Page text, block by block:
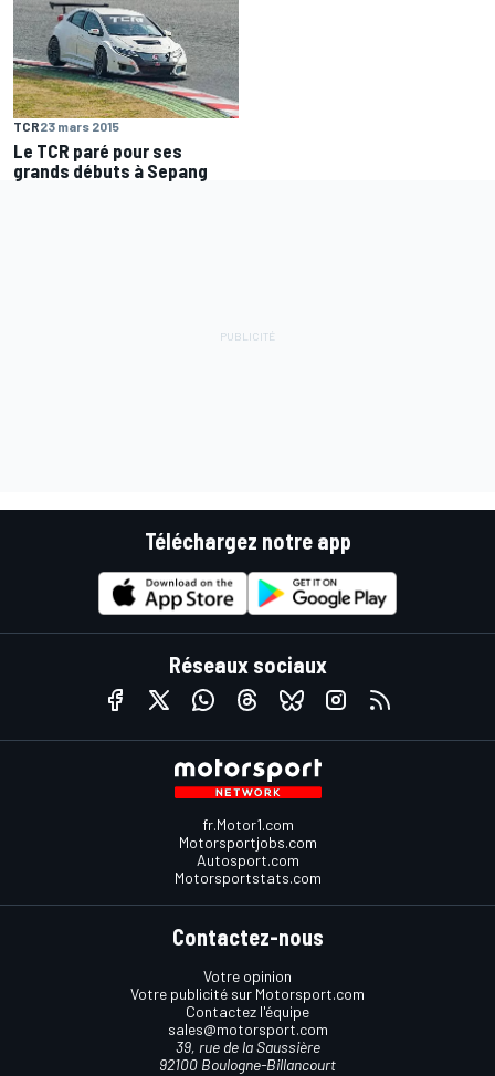
TCR23 mars 2015
Le TCR paré pour ses
grands débuts à Sepang
Téléchargez notre app
Réseaux sociaux
fr.Motor1.com
Motorsportjobs.com
Autosport.com
Motorsportstats.com
Contactez-nous
Votre opinion
Votre publicité sur Motorsport.com
Contactez l'équipe
sales@motorsport.com
39, rue de la Saussière
92100 Boulogne-Billancourt